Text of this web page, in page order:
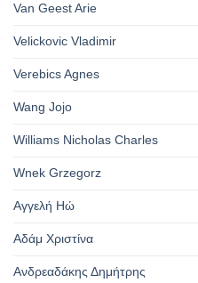
Van Geest Arie
Velickovic Vladimir
Verebics Agnes
Wang Jojo
Williams Nicholas Charles
Wnek Grzegorz
Αγγελή Ηώ
Αδάμ Χριστίνα
Ανδρεαδάκης Δημήτρης